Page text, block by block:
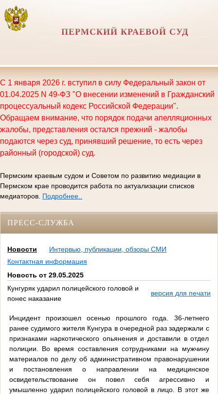
ПЕРМСКИЙ КРАЕВОЙ СУД
С 1 января 2026 г. вступил в силу Федеральный закон от
01.04.2025 N 49-ФЗ "О внесении изменений в Гражданский
процессуальный кодекс Российской Федерации".
Обращаем внимание, что порядок подачи апелляционных
жалобы, представления остался прежний - жалобы
подаются через суд, принявший решение, то есть через
районный (городской) суд.
Пермским краевым судом и Советом по развитию медиации в
Пермском крае проводится работа по актуализации списков
медиаторов. Подробнее..
ПРЕСС-СЛУЖБА
Новости
Интервью, публикации, обзоры СМИ
Контактная информация
Новость от 29.05.2025
Кунгуряк ударил полицейского головой и
понес наказание
версия для печати
Инцидент произошел осенью прошлого года. 36-летнего
ранее судимого жителя Кунгура в очередной раз задержали с
признаками наркотического опьянения и доставили в отдел
полиции. Во время составления сотрудниками на мужчину
материалов по делу об административном правонарушении
и постановления о направлении на медицинское
освидетельствование он повел себя агрессивно и
умышленно ударил полицейского головой в лицо. В этот же